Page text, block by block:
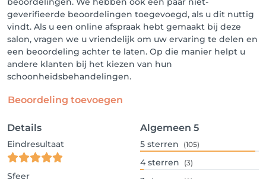
geverifieerde beoordelingen toegevoegd, als u dit nuttig
vindt. Als u een online afspraak hebt gemaakt bij deze
salon, vragen we u vriendelijk om uw ervaring te delen en
een beoordeling achter te laten. Op die manier helpt u
andere klanten bij het kiezen van hun
schoonheidsbehandelingen.
Beoordeling toevoegen
Details
Eindresultaat
Sfeer
Algemeen 5
5 sterren (105)
4 sterren (3)